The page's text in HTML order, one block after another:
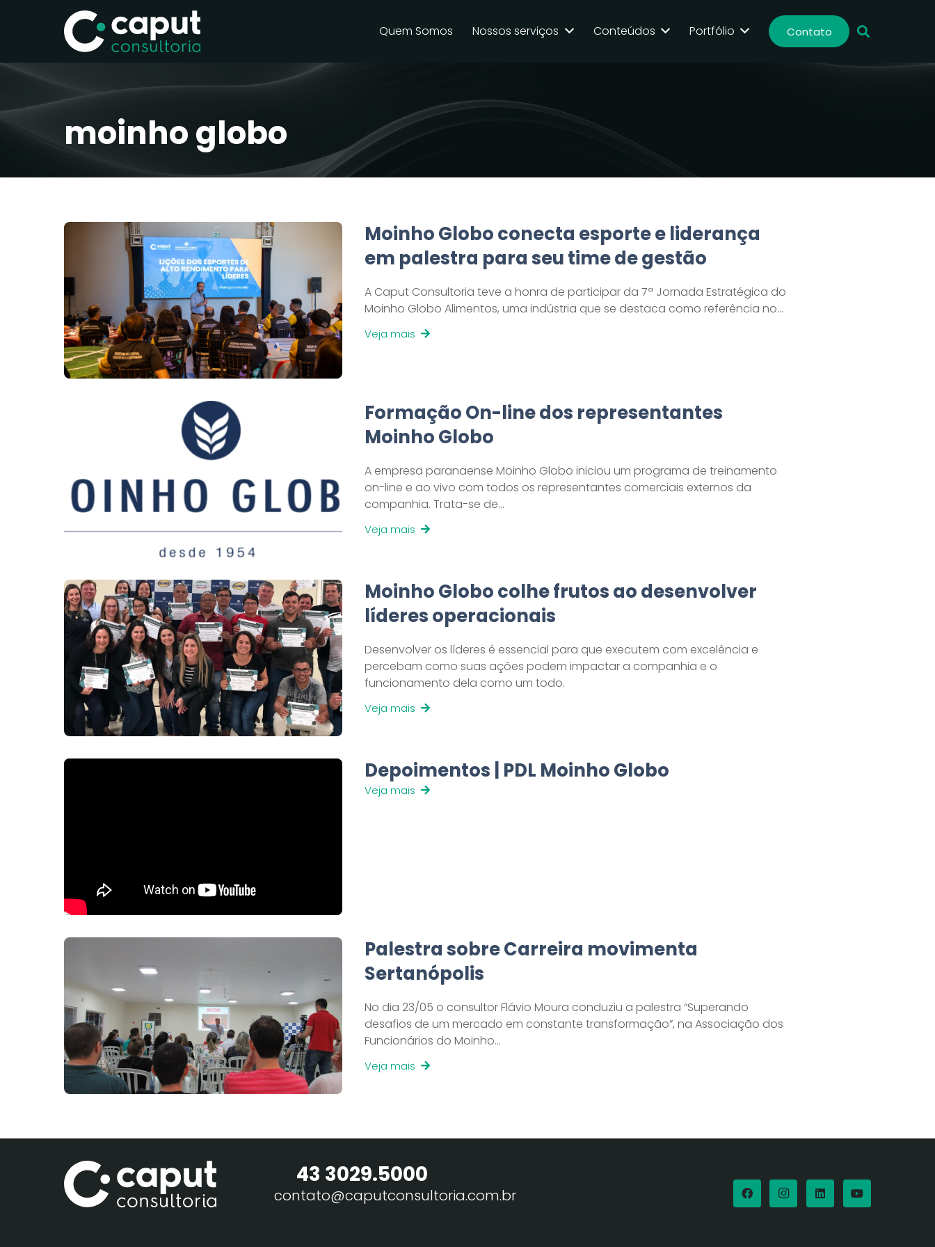
Quem Somos Nossos serviços Conteúdos Portfólio Contato
moinho globo
Moinho Globo conecta esporte e liderança
em palestra para seu time de gestão
A Caput Consultoria teve a honra de participar da 7ª Jornada Estratégica do
Moinho Globo Alimentos, uma indústria que se destaca como referência no…
Veja mais
Formação On-line dos representantes
Moinho Globo
A empresa paranaense Moinho Globo iniciou um programa de treinamento
on-line e ao vivo com todos os representantes comerciais externos da
companhia. Trata-se de…
Veja mais
Moinho Globo colhe frutos ao desenvolver
líderes operacionais
Desenvolver os líderes é essencial para que executem com excelência e
percebam como suas ações podem impactar a companhia e o
funcionamento dela como um todo.
Veja mais
Depoimentos | PDL Moinho Globo
Veja mais
Palestra sobre Carreira movimenta
Sertanópolis
No dia 23/05 o consultor Flávio Moura conduziu a palestra “Superando
desafios de um mercado em constante transformação”, na Associação dos
Funcionários do Moinho…
Veja mais
43 3029.5000
contato@caputconsultoria.com.br